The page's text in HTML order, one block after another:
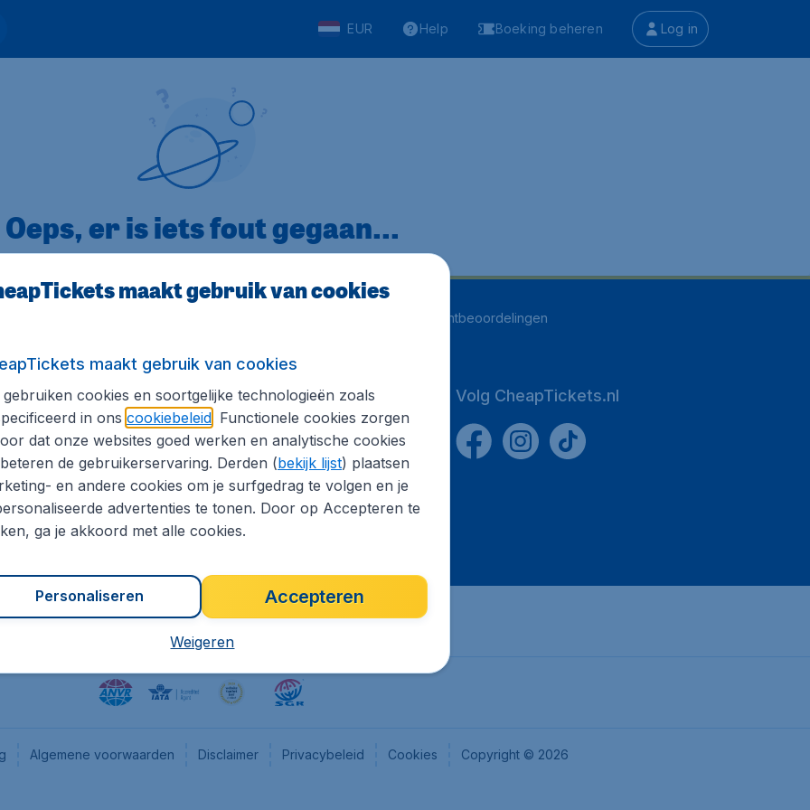
EUR Help Boeking beheren Log in
Oeps, er is iets fout gegaan...
klantbeoordelingen
informatie
pers
Internationale sites
CheapTickets.be
Flugladen.de
CheapTickets.ch
CheapTickets.sg
Volg CheapTickets.nl
Algemene voorwaarden Disclaimer Privacybeleid Cookies Copyright © 2026
maakt gebruik van cookies
maakt gebruik van cookies
gebruiken cookies en soortgelijke technologieën zoals
in ons cookiebeleid. Functionele cookies zorgen
dat onze websites goed werken en analytische cookies
de gebruikerservaring. Derden (bekijk lijst) plaatsen
en andere cookies om je surfgedrag te volgen en je
advertenties te tonen. Door op Accepteren te
ga je akkoord met alle cookies.
Accepteren
Personaliseren
Weigeren